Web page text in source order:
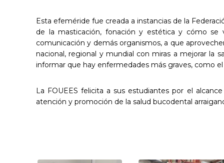
Esta efeméride fue creada a instancias de la
de la masticación, fonación y estética y cómo se
comunicación y demás organismos, a que
nacional, regional y mundial con miras a mejorar la
informar que hay enfermedades más graves, como
La FOUEES felicita a sus estudiantes por el
atención y promoción de la salud bucodental